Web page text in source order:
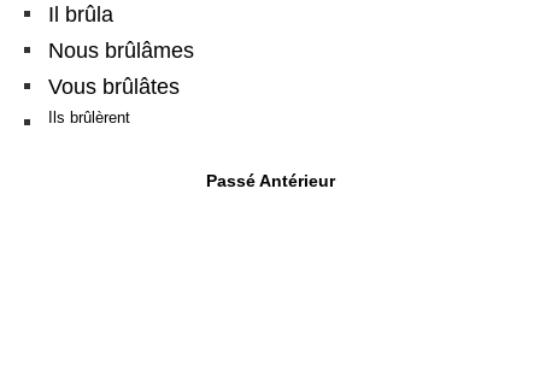
Il brûla
Nous brûlâmes
Vous brûlâtes
Ils brûlèrent
Passé Antérieur